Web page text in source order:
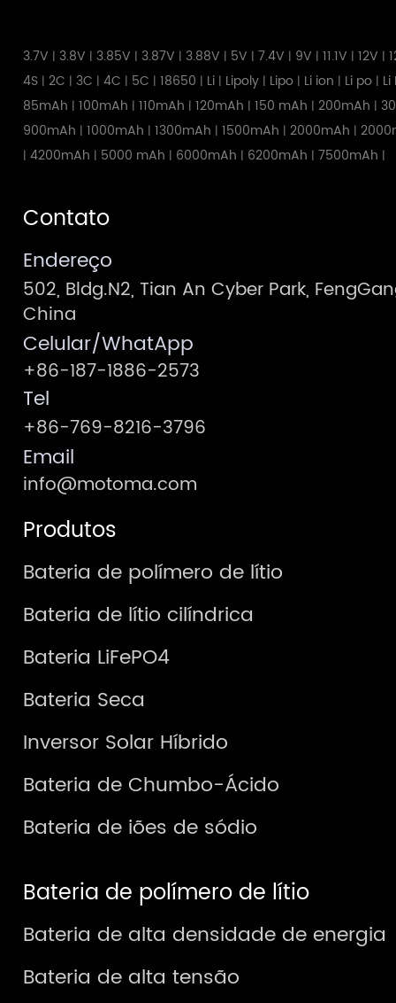
3.7V | 3.8V | 3.85V | 3.87V | 3.88V | 5V | 7.4V | 9V |11.1V |12V |
4S |2C | 3C |4C | 5C |18650 | Li | Lipoly | Lipo | Li ion | Li po |
85mAh |100mAh |110mAh |120mAh |150 mAh |200mAh |
900mAh |1000mAh |1300mAh |1500mAh |2000mAh |
|4200mAh | 5000 mAh | 6000mAh | 6200mAh | 7500mAh |
Contato
Endereço
502, Bldg.N2, Tian An Cyber Park,
China
Celular/WhatApp
+86-187-1886-2573
Tel
+86-769-8216-3796
Email
info@motoma.com
Produtos
Bateria de polímero de lítio
Bateria de lítio cilíndrica
Bateria LiFePO4
Bateria Seca
Inversor Solar Híbrido
Bateria de Chumbo-Ácido
Bateria de iões de sódio
Bateria de polímero de lítio
Bateria de alta densidade de energia
Bateria de alta tensão